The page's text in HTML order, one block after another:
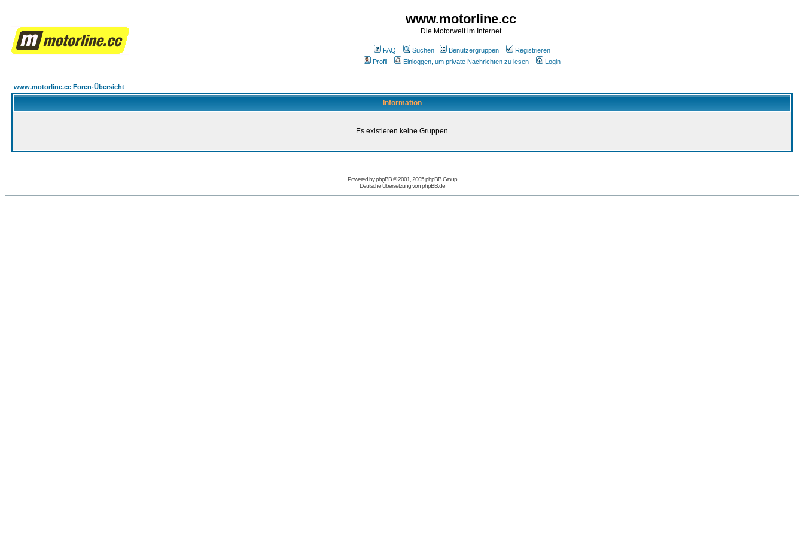
www.motorline.cc
Die Motorwelt im Internet
FAQ Suchen Benutzergruppen
Registrieren
Profil
Einloggen, um private Nachrichten zu lesen Login
www.motorline.cc Foren-Übersicht
Information
Es existieren keine Gruppen
Powered byphpBB© 2001, 2005 phpBB Group
Deutsche Übersetzung vonphpBB.de